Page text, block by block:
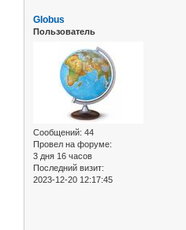
Globus
Пользователь
Сообщений: 44
Провел на форуме:
3 дня 16 часов
Последний визит:
2023-12-20 12:17:45